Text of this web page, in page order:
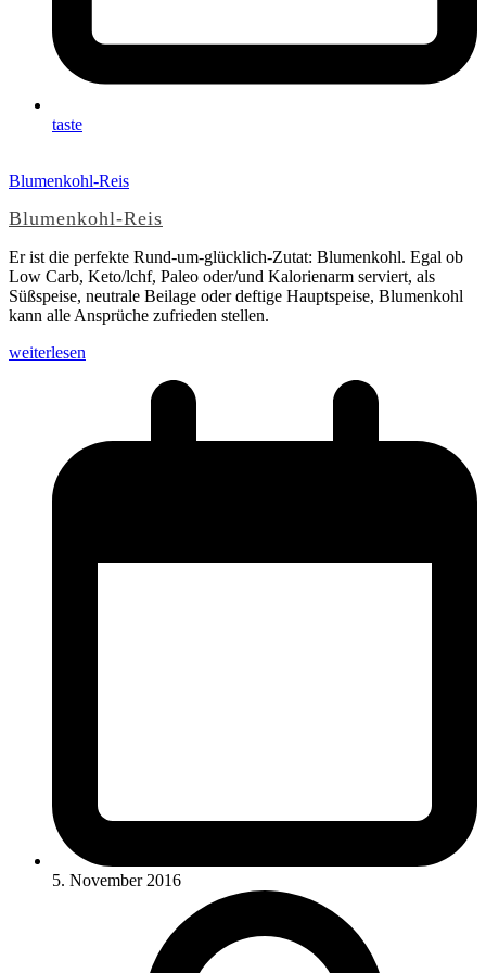
taste
Blumenkohl-Reis
Blumenkohl-Reis
Er ist die perfekte Rund-um-glücklich-Zutat: Blumenkohl. Egal ob
Low Carb, Keto/lchf, Paleo oder/und Kalorienarm serviert, als
Süßspeise, neutrale Beilage oder deftige Hauptspeise, Blumenkohl
kann alle Ansprüche zufrieden stellen.
weiterlesen
5. November 2016